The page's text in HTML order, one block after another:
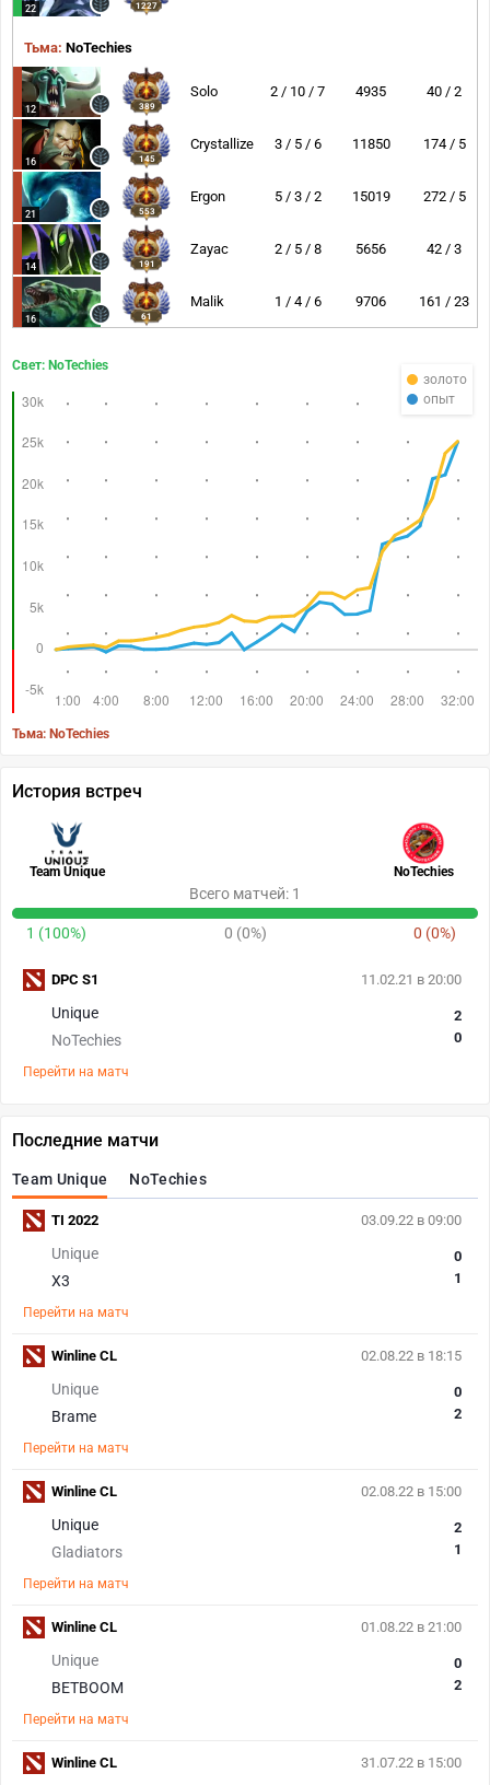
22 1227
Тьма: NoTechies
12 389
Solo 2 / 10 / 7 4935 40 / 2
16 145
Crystallize 3 / 5 / 6 11850 174 / 5
21 553
Ergon 5 / 3 / 2 15019 272 / 5
14 191
Zayac 2 / 5 / 8 5656 42 / 3
16 61
Malik 1 / 4 / 6 9706 161 / 23
золото
опыт
Свет: NoTechies
Тьма: NoTechies
История встреч
Team Unique NoTechies
Всего матчей: 1
1 (100%) 0 (0%) 0 (0%)
11.02.21 в 20:00
Unique
NoTechies
2
0
Перейти на матч
DPC S1
Последние матчи
Team Unique NoTechies
03.09.22 в 09:00
Unique
X3
0
1
Перейти на матч
TI 2022
02.08.22 в 18:15
Unique
Brame
0
2
Перейти на матч
Winline CL
02.08.22 в 15:00
Unique
Gladiators
2
1
Перейти на матч
Winline CL
01.08.22 в 21:00
Unique
BETBOOM
0
2
Перейти на матч
Winline CL
31.07.22 в 15:00
Winline CL